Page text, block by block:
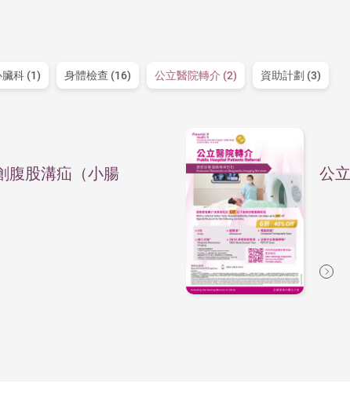
臟科 (1) 身體檢查 (16) 公立醫院轉介 (2) 資助計劃 (3)
腹股溝疝（小腸
公